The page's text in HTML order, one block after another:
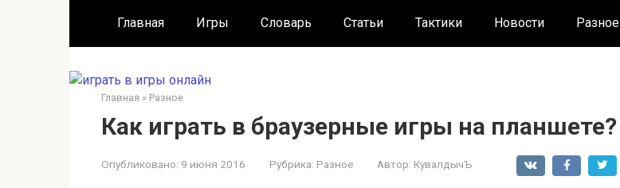
Главная Игры Словарь Статьи Тактики Новости Разное
Главная » Разное
Как играть в браузерные игры на планшете?
Опубликовано: 9 июня 2016 Рубрика: Разное Автор: КувалдычЪ